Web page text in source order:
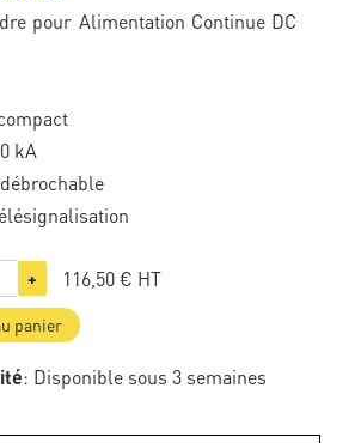
pour Alimentation Continue DC
kA
+ 116,50 € HT
panier
: Disponible sous 3 semaines